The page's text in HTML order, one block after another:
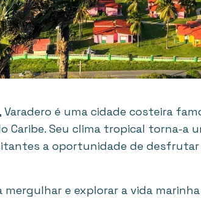
é uma cidade costeira
Caribe. Seu clima tropical torna-a
a oportunidade de
e explorar a vida